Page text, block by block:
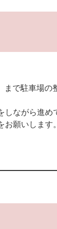
で駐車場
しながら進め
お願いします